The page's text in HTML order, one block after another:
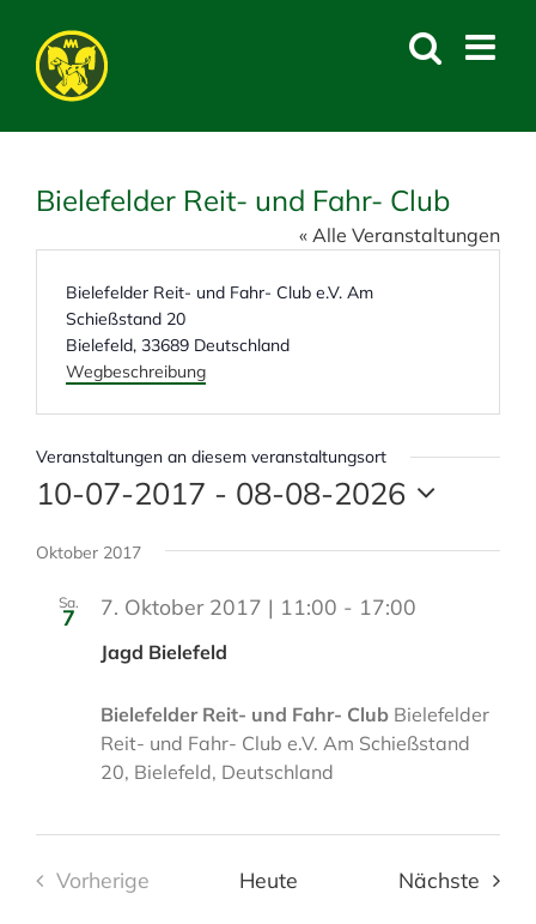
content
Bielefelder Reit- und Fahr- Club
« Alle Veranstaltungen
A
d
r
e
e
Bielefelder Reit- und Fahr- Club e.V. Am
Schießstand 20
Bielefeld, 33689 Deutschland
Wegbeschreibung
Veranstaltungen an diesem veranstaltungsort
10-07-2017 - 08-08-2026
a
n
Oktober 2017
Sa.
7
Jagd Bielefeld
7. Oktober 2017 | 11:00 - 17:00
Bielefelder Reit- und Fahr- Club Bielefelder
Reit- und Fahr- Club e.V. Am Schießstand
20, Bielefeld, Deutschland
Vorherige
Heute Nächste